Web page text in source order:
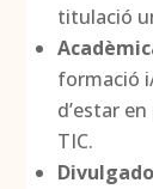
titulació
formació
d’estar
TIC.